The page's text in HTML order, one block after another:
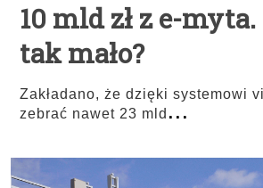
10 mld zł z e-
tak mało?
Zakładano, że dzięki systemowi
zebrać nawet 23 mld ...